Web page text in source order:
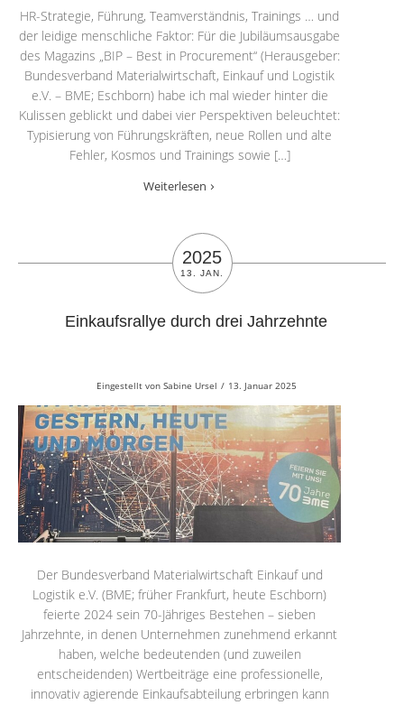
HR-Strategie, Führung, Teamverständnis, Trainings … und
der leidige menschliche Faktor: Für die Jubiläumsausgabe
des Magazins „BIP – Best in Procurement“ (Herausgeber:
Bundesverband Materialwirtschaft, Einkauf und Logistik
e.V. – BME; Eschborn) habe ich mal wieder hinter die
Kulissen geblickt und dabei vier Perspektiven beleuchtet:
Typisierung von Führungskräften, neue Rollen und alte
Fehler, Kosmos und Trainings sowie […]
Weiterlesen
2025
13. JAN.
Einkaufsrallye durch drei Jahrzehnte
Eingestellt von Sabine Ursel / 13. Januar 2025
Der Bundesverband Materialwirtschaft Einkauf und
Logistik e.V. (BME; früher Frankfurt, heute Eschborn)
feierte 2024 sein 70-Jähriges Bestehen – sieben
Jahrzehnte, in denen Unternehmen zunehmend erkannt
haben, welche bedeutenden (und zuweilen
entscheidenden) Wertbeiträge eine professionelle,
innovativ agierende Einkaufsabteilung erbringen kann